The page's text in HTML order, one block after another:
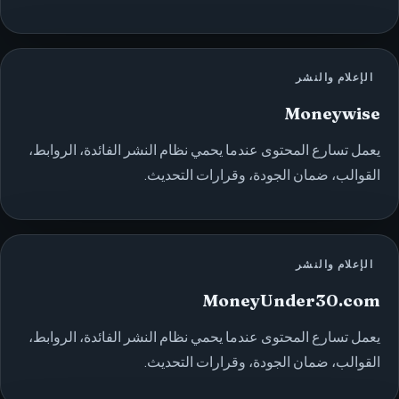
الإعلام والنشر
Moneywise
يعمل تسارع المحتوى عندما يحمي نظام النشر الفائدة، الروابط،
القوالب، ضمان الجودة، وقرارات التحديث.
الإعلام والنشر
MoneyUnder30.com
يعمل تسارع المحتوى عندما يحمي نظام النشر الفائدة، الروابط،
القوالب، ضمان الجودة، وقرارات التحديث.